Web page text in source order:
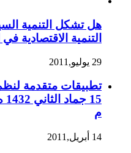
هل تشكل التنمية
التنمية الاقتصادية
29 يوليو,2011
م
14 أبريل,2011